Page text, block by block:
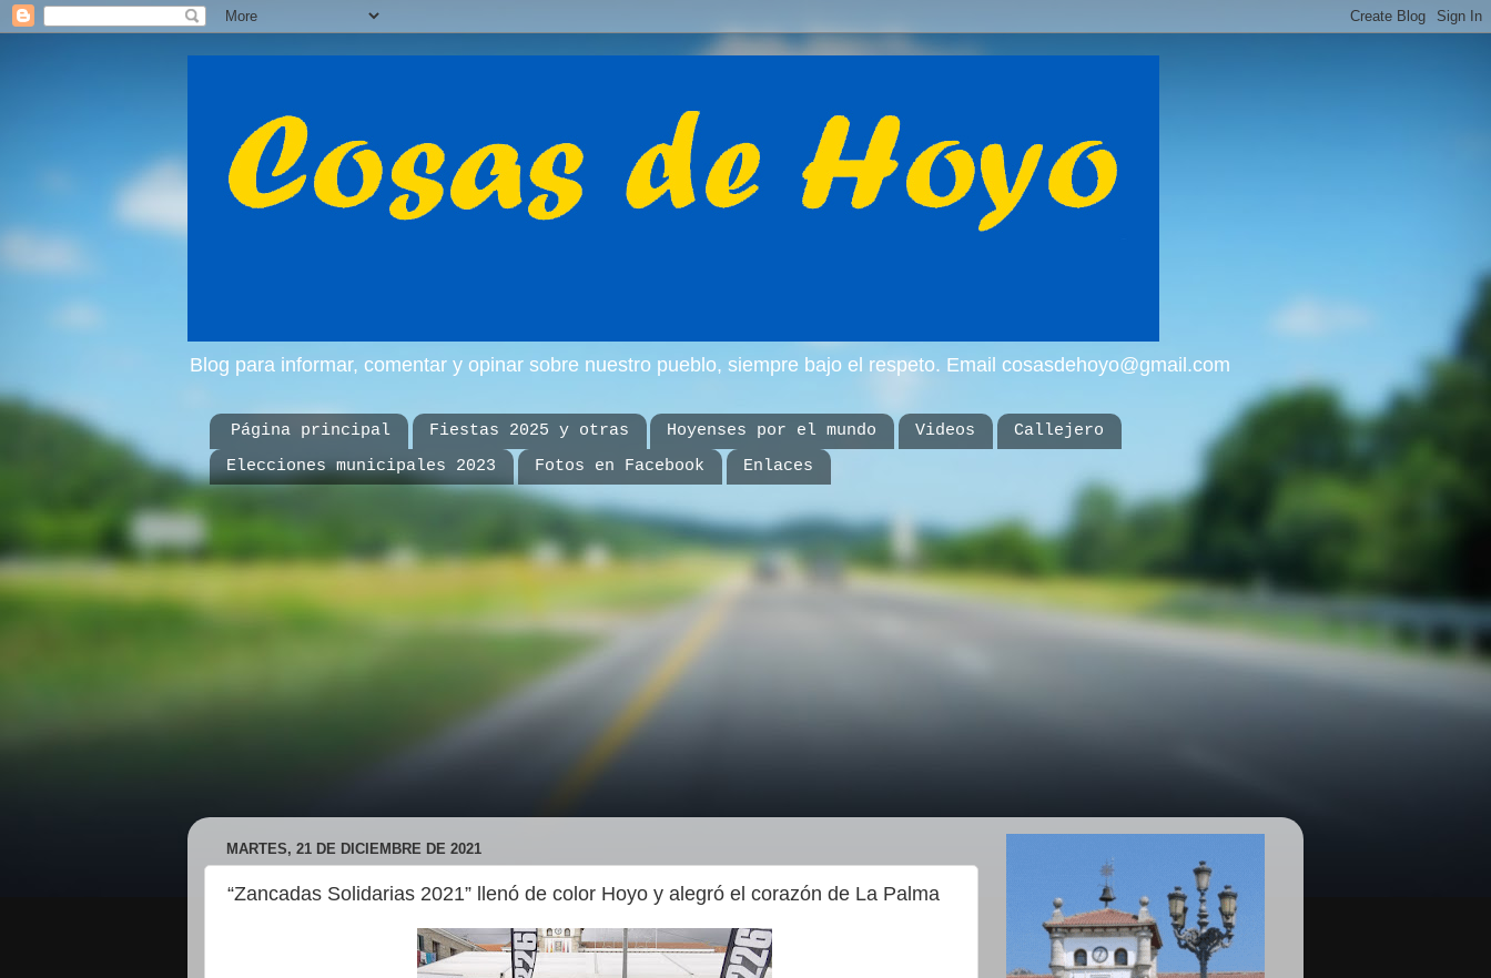
Blog para informar, comentar y opinar sobre nuestro pueblo, siempre bajo el respeto. Email cosasdehoyo@gmail.com
Página principal Fiestas 2025 y otras Hoyenses por el mundo Videos
Callejero
Elecciones municipales 2023
Fotos en Facebook Enlaces
MARTES, 21 DE DICIEMBRE DE 2021
“Zancadas Solidarias 2021” llenó de color Hoyo y alegró el corazón de La Palma